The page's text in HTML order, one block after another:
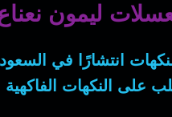
ليمون
انتشارًا في
على النكهات